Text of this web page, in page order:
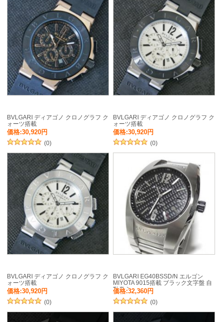
BVLGARI ディアゴノ クロノグラフ ク
ォーツ搭載
価格:30,920円
(0)
BVLGARI ディアゴノ クロノグラフ ク
ォーツ搭載
価格:30,920円
(0)
BVLGARI ディアゴノ クロノグラフ ク
ォーツ搭載
価格:30,920円
(0)
BVLGARI EG40BSSD/N エルゴン
MIYOTA 9015搭載 ブラック文字盤 自
動巻き
価格:32,360円
(0)